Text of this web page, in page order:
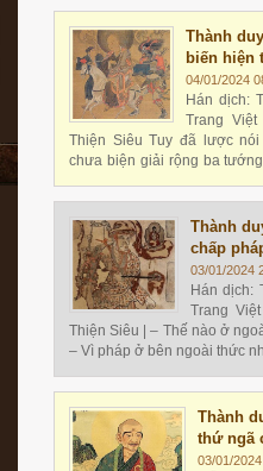
Thành
biến hiện
04/01/2024
Hán dịch:
Trang
Thiện Siêu Tuy đã lược
chưa biện giải rộng ba
Thành
chấp
03/01/2024
Hán dịch:
Trang
Thiện Siêu | – Thế nào ở
– Vì pháp ở bên ngoài thức
Thành
thứ ngã
03/01/